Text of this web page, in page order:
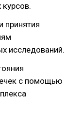
принятия
исследований.
с помощью